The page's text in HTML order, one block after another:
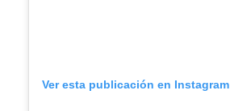
Ver esta publicación en Instagram